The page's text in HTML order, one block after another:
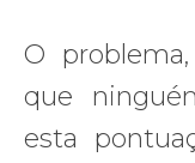
O
que
esta